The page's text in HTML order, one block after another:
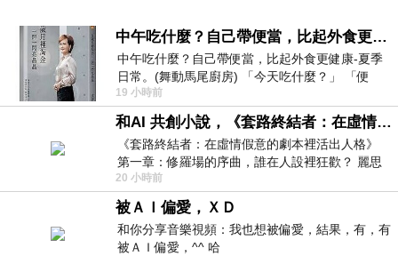
中午吃什麼？自己帶便當，比起外食更健康-夏季日常。(舞動馬尾廚房)
中午吃什麼？自己帶便當，比起外食更健康-夏季
日常。(舞動馬尾廚房) 「今天吃什麼？」 「便
當？麵？還是炒飯？」 每天都在選擇
19 小時前
和AI 共創小說，《套路終結者：在虛情假意的劇本裡活出人格》
《套路終結者：在虛情假意的劇本裡活出人格》
第一章：修羅場的序曲，誰在人設裡狂歡？ 麗思
卡爾頓酒店的總統套房內，燈光昏
20 小時前
被ＡＩ偏愛，ＸＤ
和你分享音樂視頻：我也想被偏愛，結果，有，有
被ＡＩ偏愛，^^ 哈